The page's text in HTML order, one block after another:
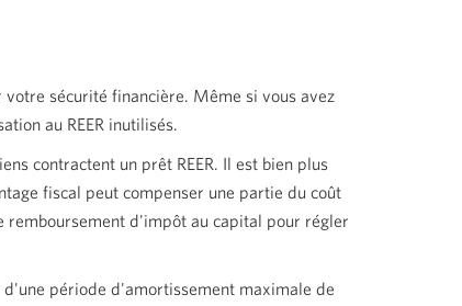
sécurité financière. Même si vous avez
au REER inutilisés.
contractent un prêt REER. Il est bien plus
fiscal peut compenser une partie du coût
remboursement d'impôt au capital pour régler
période d'amortissement maximale de